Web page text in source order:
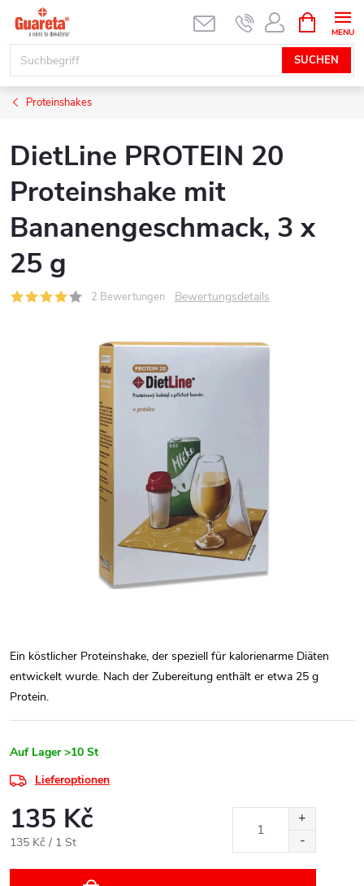
Inhalt
springen
SUCHEN
Proteinshakes
DietLine PROTEIN 20
Proteinshake mit
Bananengeschmack, 3 x
25 g
2 Bewertungen Bewertungsdetails
Ein köstlicher Proteinshake, der speziell für kalorienarme Diäten
entwickelt wurde. Nach der Zubereitung enthält er etwa 25 g
Protein.
Auf Lager >10 St
Lieferoptionen
135 Kč
Verkaufspreis:
135 Kč / 1 St